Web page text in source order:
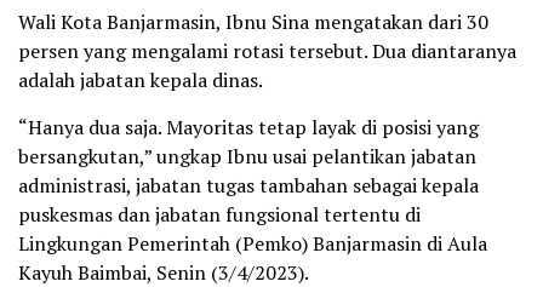
Wali Kota Banjarmasin, Ibnu Sina mengatakan dari 30
persen yang mengalami rotasi tersebut. Dua diantaranya
adalah jabatan kepala dinas.
“Hanya dua saja. Mayoritas tetap layak di posisi yang
bersangkutan,” ungkap Ibnu usai pelantikan jabatan
administrasi, jabatan tugas tambahan sebagai kepala
puskesmas dan jabatan fungsional tertentu di
Lingkungan Pemerintah (Pemko) Banjarmasin di Aula
Kayuh Baimbai, Senin (3/4/2023).